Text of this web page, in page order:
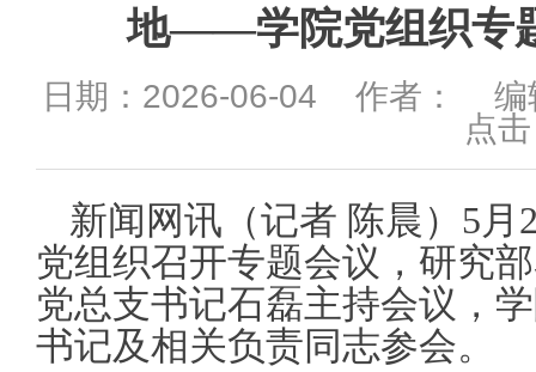
地——学院党组织专
日期：2026-06-04 作者：
点击
新闻网讯（记者 陈晨）5
党组织召开专题会议，研究
党总支书记石磊主持会议，
书记及相关负责同志参会。